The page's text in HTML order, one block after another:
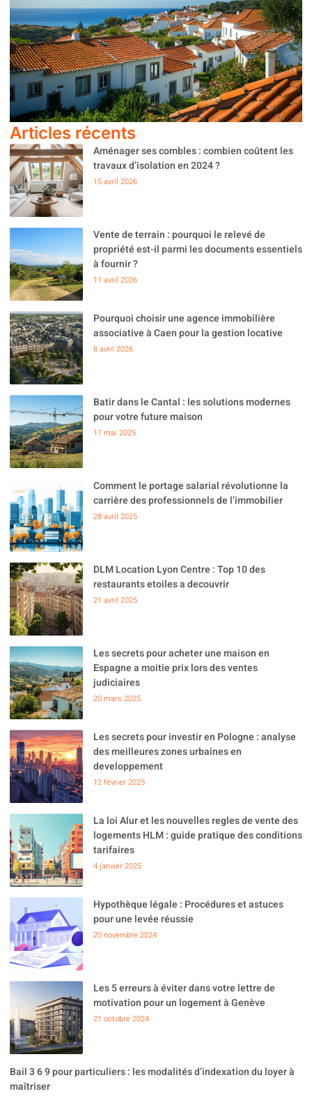
Articles récents
Aménager ses combles : combien coûtent les
travaux d’isolation en 2024 ?
15 avril 2026
Vente de terrain : pourquoi le relevé de
propriété est-il parmi les documents essentiels
à fournir ?
11 avril 2026
Pourquoi choisir une agence immobilière
associative à Caen pour la gestion locative
8 avril 2026
Batir dans le Cantal : les solutions modernes
pour votre future maison
17 mai 2025
Comment le portage salarial révolutionne la
carrière des professionnels de l’immobilier
28 avril 2025
DLM Location Lyon Centre : Top 10 des
restaurants etoiles a decouvrir
21 avril 2025
Les secrets pour acheter une maison en
Espagne a moitie prix lors des ventes
judiciaires
20 mars 2025
Les secrets pour investir en Pologne : analyse
des meilleures zones urbaines en
developpement
12 février 2025
La loi Alur et les nouvelles regles de vente des
logements HLM : guide pratique des conditions
tarifaires
4 janvier 2025
Hypothèque légale : Procédures et astuces
pour une levée réussie
20 novembre 2024
Les 5 erreurs à éviter dans votre lettre de
motivation pour un logement à Genève
21 octobre 2024
Bail 3 6 9 pour particuliers : les modalités d’indexation du loyer à
maîtriser